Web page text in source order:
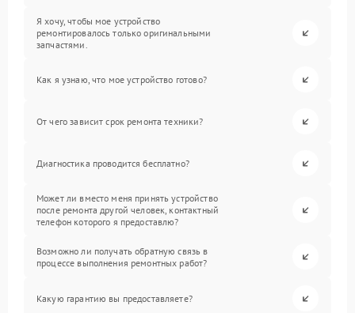
Я хочу, чтобы мое устройство
ремонтировалось только оригинальными
запчастями.
Как я узнаю, что мое устройство готово?
От чего зависит срок ремонта техники?
Диагностика проводится бесплатно?
Может ли вместо меня принять устройство
после ремонта другой человек, контактный
телефон которого я предоставлю?
Возможно ли получать обратную связь в
процессе выполнения ремонтных работ?
Какую гарантию вы предоставляете?